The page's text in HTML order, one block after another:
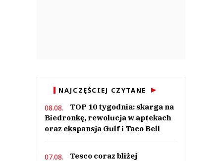
NAJCZĘŚCIEJ CZYTANE
08.08.
TOP 10 tygodnia: skarga na
Biedronkę, rewolucja w aptekach
oraz ekspansja Gulf i Taco Bell
07.08.
Tesco coraz bliżej